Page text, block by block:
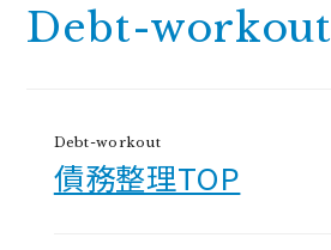
Debt-workout
Debt-workout
債務整理TOP